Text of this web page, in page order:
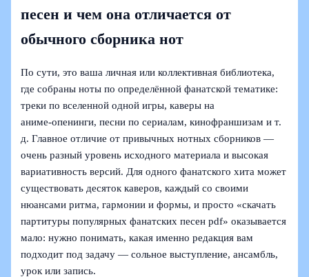
песен и чем она отличается от
обычного сборника нот
По сути, это ваша личная или коллективная библиотека,
где собраны ноты по определённой фанатской тематике:
треки по вселенной одной игры, каверы на
аниме‑опенинги, песни по сериалам, кинофраншизам и т.
д. Главное отличие от привычных нотных сборников —
очень разный уровень исходного материала и высокая
вариативность версий. Для одного фанатского хита может
существовать десяток каверов, каждый со своими
нюансами ритма, гармонии и формы, и просто «скачать
партитуры популярных фанатских песен pdf» оказывается
мало: нужно понимать, какая именно редакция вам
подходит под задачу — сольное выступление, ансамбль,
урок или запись.